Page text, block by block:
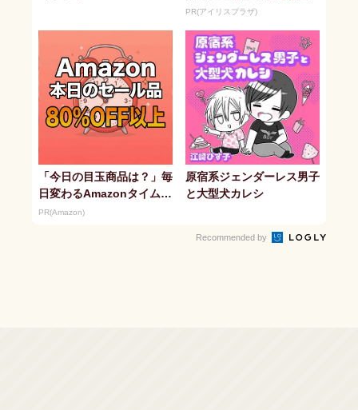
に。
PR(アイリスプラザ)
「今日の目玉商品は？」毎
日変わるAmazonタイムセ
ールが見逃せない
PR(Amazon)
原宿系ジェンダーレス男子
と大型犬カレシ
Recommended by